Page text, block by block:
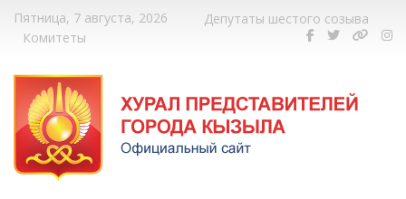
Пятница, 7 августа, 2026
Депутаты шестого созыва
Комитеты